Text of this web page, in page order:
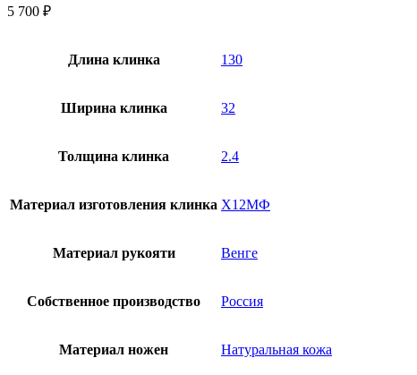
5 700 ₽
Длина клинка 130
Ширина клинка 32
Толщина клинка 2.4
Материал изготовления клинка Х12МФ
Материал рукояти Венге
Собственное производство Россия
Материал ножен Натуральная кожа